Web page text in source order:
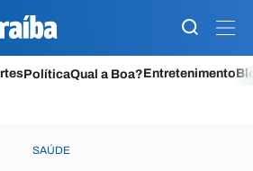
PolíticaQual a Boa?Entretenimento
SAÚDE